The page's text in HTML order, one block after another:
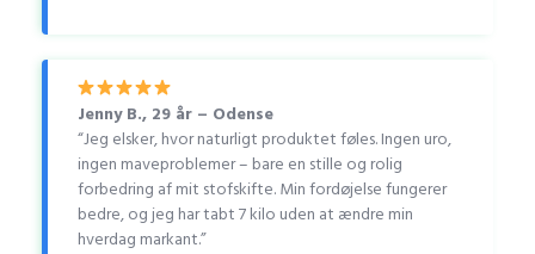
Jenny B., 29 år – Odense
“Jeg elsker, hvor naturligt produktet føles. Ingen uro,
ingen maveproblemer – bare en stille og rolig
forbedring af mit stofskifte. Min fordøjelse fungerer
bedre, og jeg har tabt 7 kilo uden at ændre min
hverdag markant.”